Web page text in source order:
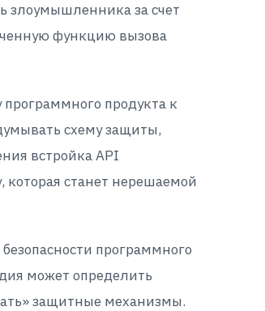
злоумышленника за счет
функцию вызова
программного продукта к
схему защиты,
встройка API
станет нерешаемой
программного
может определить
защитные механизмы.